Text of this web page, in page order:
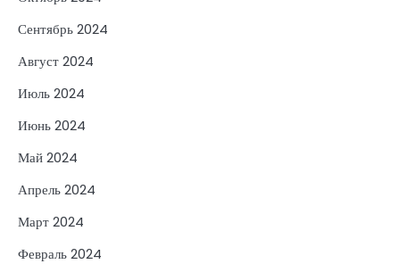
Сентябрь 2024
Август 2024
Июль 2024
Июнь 2024
Май 2024
Апрель 2024
Март 2024
Февраль 2024